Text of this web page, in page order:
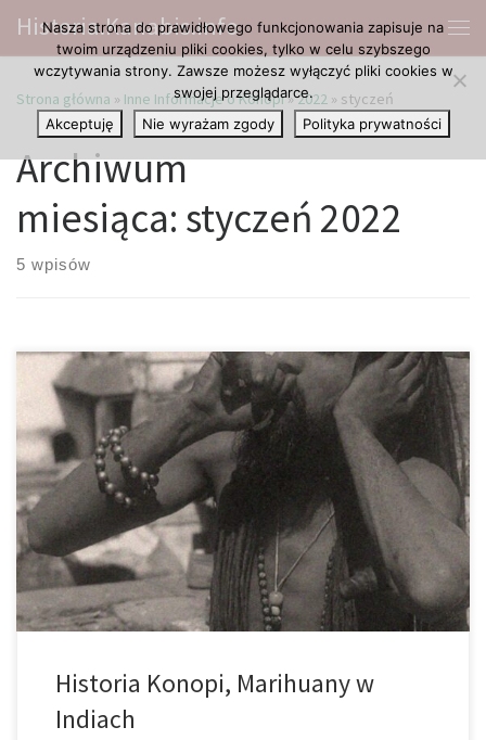
Przejdź do treści
Historia.Kanabis.info
Strona główna » Inne Informacje o Konopi »2022 » styczeń
Archiwum
miesiąca: styczeń 2022
5 wpisów
Nie ma roślin cieszących się tak złą sławą, co konopie (marihuana).
Warto podkreślić, że nie zawsze tak było. Historia tych roślin sięga
epoki kamienia, kiedy to rosły w stanie dzikim i były stosowane
przez szamanów w rytuałach magicznych. Były również
wykorzystywane do leczenia różnych schorzeń i dolegliwości.
Istnieje spór między […]
Historia Konopi, Marihuany w
Indiach
Nasza strona do prawidłowego funkcjonowania zapisuje na
twoim urządzeniu pliki cookies, tylko w celu szybszego
wczytywania strony. Zawsze możesz wyłączyć pliki cookies w
swojej przeglądarce.
Akceptuję
Nie wyrażam zgody Polityka prywatności